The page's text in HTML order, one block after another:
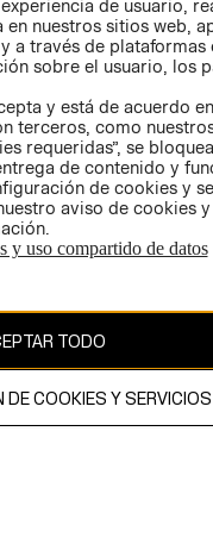
RECLAMOS
por copyright y es
de usuario,
nuestros sitios web,
a través de plataformas
sobre el usuario, los
y está de acuerdo
terceros, como
requeridas”, se
de contenido y
de cookies y
aviso de cookies
y uso compartido de datos
TODO
DE COOKIES Y SERVICIOS